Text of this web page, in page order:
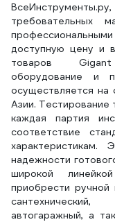
требовательных
доступную цену и
товаров
оборудование и
осуществляется на
Азии. Тестирование
каждая партия
соответствие
характеристикам.
надежности
широкой
приобрести ручной
автогаражный, а